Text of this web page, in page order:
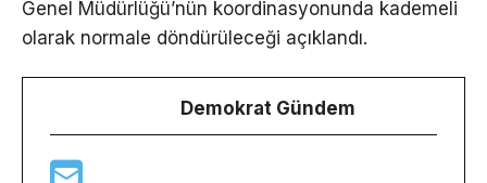
Genel Müdürlüğü’nün koordinasyonunda kademeli
olarak normale döndürüleceği açıklandı.
Demokrat Gündem